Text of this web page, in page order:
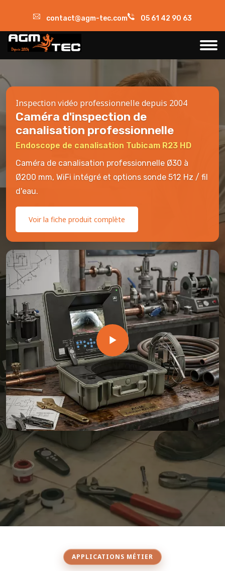
contact@agm-tec.com 05 61 42 90 63
Inspection vidéo professionnelle depuis 2004
Caméra d'inspection de
canalisation professionnelle
Endoscope de canalisation Tubicam R23 HD
Caméra de canalisation professionnelle Ø30 à
Ø200 mm, WiFi intégré et options sonde 512 Hz / fil
d'eau.
Voir la fiche produit complète
APPLICATIONS MÉTIER